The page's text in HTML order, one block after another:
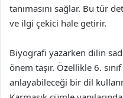
tanımasını sağlar. Bu tür
ve ilgi çekici hale getirir.
Biyografi yazarken dilin
önem taşır. Özellikle 6.
anlayabileceği bir dil